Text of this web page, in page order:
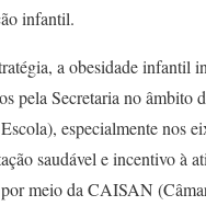
infantil.
a obesidade infantil
pela Secretaria no âmbito
especialmente nos
saudável e incentivo à
meio da CAISAN